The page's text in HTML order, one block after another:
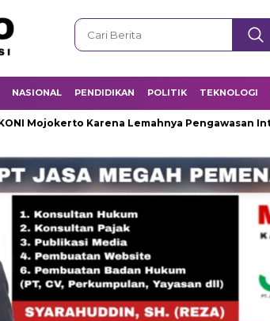
NASIONAL PENDIDIKAN POLITIK TEKNOLOGI
Karena Lemahnya Pengawasan Internal